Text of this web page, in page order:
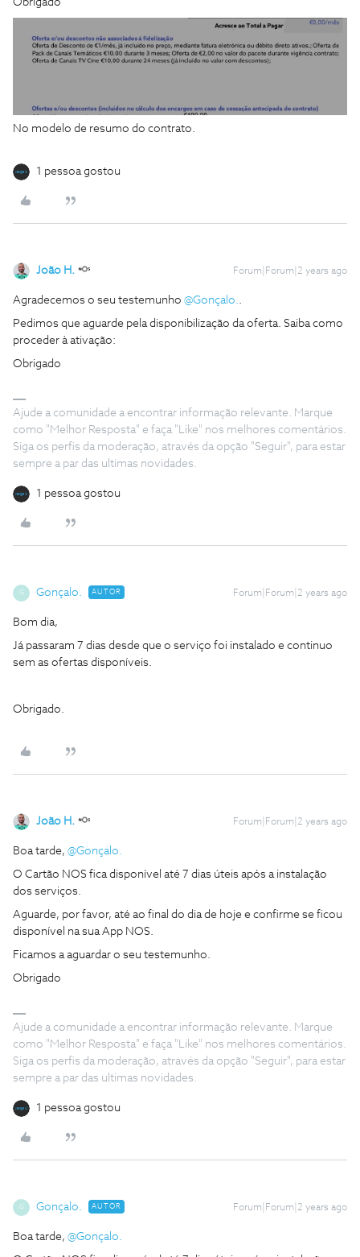
Obrigado
No modelo de resumo do contrato.
1 pessoa gostou
João H. Forum|Forum|2 years ago
Agradecemos o seu testemunho @Gonçalo..
Pedimos que aguarde pela disponibilização da oferta. Saiba como
proceder à ativação:
Obrigado
Ajude a comunidade a encontrar informação relevante. Marque
como "Melhor Resposta" e faça "Like" nos melhores comentários.
Siga os perfis da moderação, através da opção "Seguir", para estar
sempre a par das ultimas novidades.
1 pessoa gostou
G Gonçalo. AUTOR Forum|Forum|2 years ago
Bom dia,
Já passaram 7 dias desde que o serviço foi instalado e continuo
sem as ofertas disponíveis.
Obrigado.
João H. Forum|Forum|2 years ago
Boa tarde, @Gonçalo.
O Cartão NOS fica disponível até 7 dias úteis após a instalação
dos serviços.
Aguarde, por favor, até ao final do dia de hoje e confirme se ficou
disponível na sua App NOS.
Ficamos a aguardar o seu testemunho.
Obrigado
Ajude a comunidade a encontrar informação relevante. Marque
como "Melhor Resposta" e faça "Like" nos melhores comentários.
Siga os perfis da moderação, através da opção "Seguir", para estar
sempre a par das ultimas novidades.
1 pessoa gostou
G Gonçalo. AUTOR Forum|Forum|2 years ago
Boa tarde, @Gonçalo.